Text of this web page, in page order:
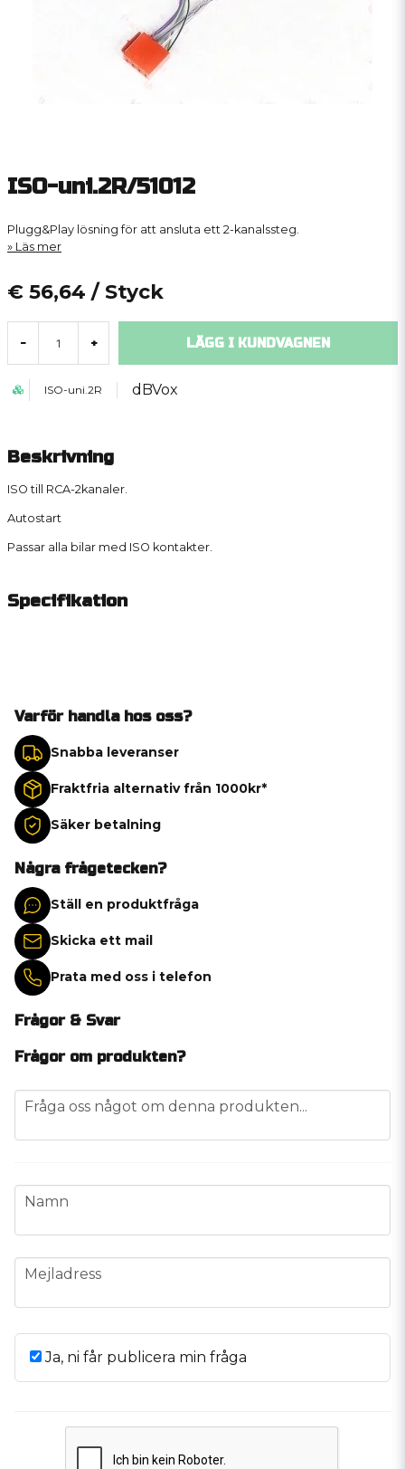
ISO-uni.2R/51012
Plugg&Play lösning för att ansluta ett 2-kanalssteg.
Läs mer
€ 56,64 / Styck
- + LÄGG I KUNDVAGNEN
ISO-uni.2R dBVox
Beskrivning
ISO till RCA-2kanaler.
Autostart
Passar alla bilar med ISO kontakter.
Specifikation
Varför handla hos oss?
Snabba leveranser
Fraktfria alternativ från 1000kr*
Säker betalning
Några frågetecken?
Ställ en produktfråga
Skicka ett mail
Prata med oss i telefon
Frågor & Svar
Frågor om produkten?
question
Fråga oss något om denna produkten...
name
Namn
email
Mejladress
Ja, ni får publicera min fråga